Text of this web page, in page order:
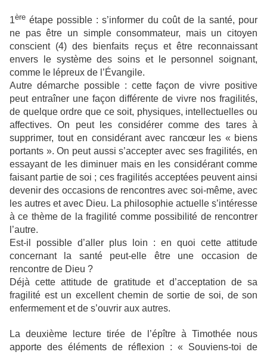
1ère étape possible : s’informer du coût de la santé, pour
ne pas être un simple consommateur, mais un citoyen
conscient (4) des bienfaits reçus et être reconnaissant
envers le système des soins et le personnel soignant,
comme le lépreux de l’Évangile.
Autre démarche possible : cette façon de vivre positive
peut entraîner une façon différente de vivre nos fragilités,
de quelque ordre que ce soit, physiques, intellectuelles ou
affectives. On peut les considérer comme des tares à
supprimer, tout en considérant avec rancœur les « biens
portants ». On peut aussi s’accepter avec ses fragilités, en
essayant de les diminuer mais en les considérant comme
faisant partie de soi ; ces fragilités acceptées peuvent ainsi
devenir des occasions de rencontres avec soi-même, avec
les autres et avec Dieu. La philosophie actuelle s’intéresse
à ce thème de la fragilité comme possibilité de rencontrer
l’autre.
Est-il possible d’aller plus loin : en quoi cette attitude
concernant la santé peut-elle être une occasion de
rencontre de Dieu ?
Déjà cette attitude de gratitude et d’acceptation de sa
fragilité est un excellent chemin de sortie de soi, de son
enfermement et de s’ouvrir aux autres.
La deuxième lecture tirée de l’épître à Timothée nous
apporte des éléments de réflexion : « Souviens-toi de